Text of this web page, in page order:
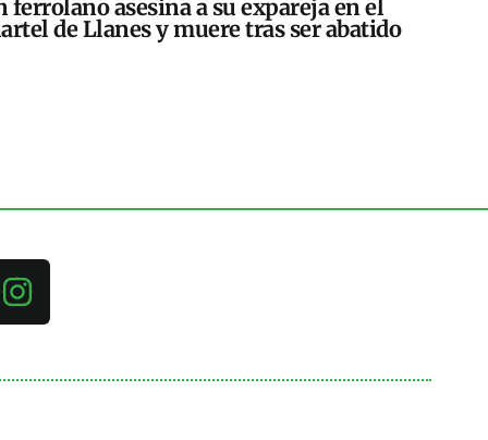
ferrolano asesina a su expareja en el
de Llanes y muere tras ser abatido